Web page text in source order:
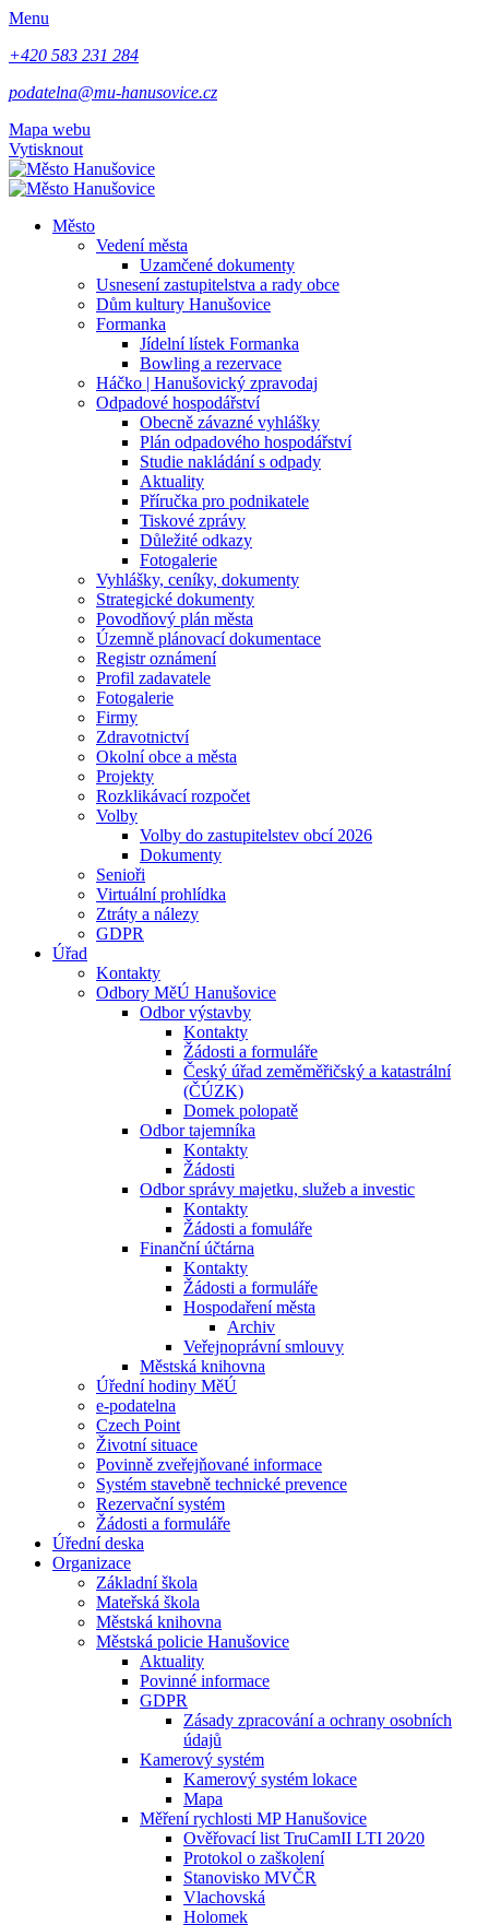
Menu
+420 583 231 284
podatelna@mu-hanusovice.cz
Mapa webu
Vytisknout
Město
Vedení města
Uzamčené dokumenty
Usnesení zastupitelstva a rady obce
Dům kultury Hanušovice
Formanka
Jídelní lístek Formanka
Bowling a rezervace
Háčko | Hanušovický zpravodaj
Odpadové hospodářství
Obecně závazné vyhlášky
Plán odpadového hospodářství
Studie nakládání s odpady
Aktuality
Příručka pro podnikatele
Tiskové zprávy
Důležité odkazy
Fotogalerie
Vyhlášky, ceníky, dokumenty
Strategické dokumenty
Povodňový plán města
Územně plánovací dokumentace
Registr oznámení
Profil zadavatele
Fotogalerie
Firmy
Zdravotnictví
Okolní obce a města
Projekty
Rozklikávací rozpočet
Volby
Volby do zastupitelstev obcí 2026
Dokumenty
Senioři
Virtuální prohlídka
Ztráty a nálezy
GDPR
Úřad
Kontakty
Odbory MěÚ Hanušovice
Odbor výstavby
Kontakty
Žádosti a formuláře
Český úřad zeměměřičský a katastrální
(ČÚZK)
Domek polopatě
Odbor tajemníka
Kontakty
Žádosti
Odbor správy majetku, služeb a investic
Kontakty
Žádosti a fomuláře
Finanční účtárna
Kontakty
Žádosti a formuláře
Hospodaření města
Archiv
Veřejnoprávní smlouvy
Městská knihovna
Úřední hodiny MěÚ
e-podatelna
Czech Point
Životní situace
Povinně zveřejňované informace
Systém stavebně technické prevence
Rezervační systém
Žádosti a formuláře
Úřední deska
Organizace
Základní škola
Mateřská škola
Městská knihovna
Městská policie Hanušovice
Aktuality
Povinné informace
GDPR
Zásady zpracování a ochrany osobních
údajů
Kamerový systém
Kamerový systém lokace
Mapa
Měření rychlosti MP Hanušovice
Ověřovací list TruCamII LTI 20⁄20
Protokol o zaškolení
Stanovisko MVČR
Vlachovská
Holomek